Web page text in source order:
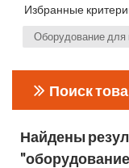
Избранные
Оборудование для
Поиск
Найдены